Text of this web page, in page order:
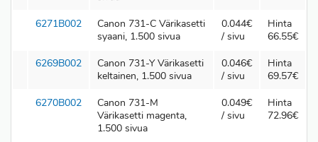
6271B002
Canon 731-C Värikasetti
syaani, 1.500 sivua
0.044€
/ sivu
Hinta
66.55€
6269B002
Canon 731-Y Värikasetti
keltainen, 1.500 sivua
0.046€
/ sivu
Hinta
69.57€
6270B002
Canon 731-M
Värikasetti magenta,
1.500 sivua
0.049€
/ sivu
Hinta
72.96€